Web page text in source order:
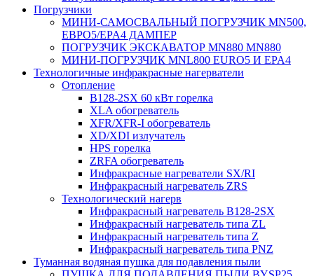
Погрузчики
МИНИ-САМОСВАЛЬНЫЙ ПОГРУЗЧИК MN500,
ЕВРО5/EPA4 ДАМПЕР
ПОГРУЗЧИК ЭКСКАВАТОР MN880 MN880
МИНИ-ПОГРУЗЧИК MNL800 EURO5 И EPA4
Технологичные инфракрасные нагерватели
Отопление
B128-2SX 60 кВт горелка
XLA обогреватель
XFR/XFR-I обогреватель
XD/XDI излучатель
HPS горелка
ZRFA обогреватель
Инфракрасные нагреватели SX/RI
Инфракрасный нагреватель ZRS
Технологический нагерв
Инфракрасный нагреватель B128-2SX
Инфракрасный нагреватель типа ZL
Инфракрасный нагреватель типа Z
Инфракрасный нагреватель типа PNZ
Туманная водяная пушка для подавления пыли